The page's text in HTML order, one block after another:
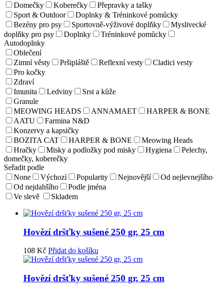
Domečky
Koberečky
Přepravky a tašky
Sport & Outdoor
Doplnky & Tréninkové pomůcky
Bezény pro psy
Sportovně-výživové doplňky
Myslivecké
doplňky pro psy
Doplnky
Tréninkové pomůcky
Autodoplnky
Oblečení
Zimní věsty
Pršipláště Reflexní vesty
Cladici vesty
Pro kočky
Zdraví
Imunita
Ledviny
Srst a kůže
Granule
MEOWING HEADS
ANNAMAET
HARPER & BONE
AATU
Farmina N&D
Konzervy a kapsičky
BOZITA CAT
HARPER & BONE
Meowing Heads
Hračky
Misky a podložky pod misky Hygiena
Pelechy,
domečky, koberečky
Seřadit podle
None
Výchozí Popularity Nejnovější
Od nejlevnejšího
Od nejdahšího
Podle jména
Ve slevě
Skladem
Hovězí dršťky sušené 250 gr, 25 cm
108 Kč Přidat do košíku
Hovězí dršťky sušené 250 gr, 25 cm